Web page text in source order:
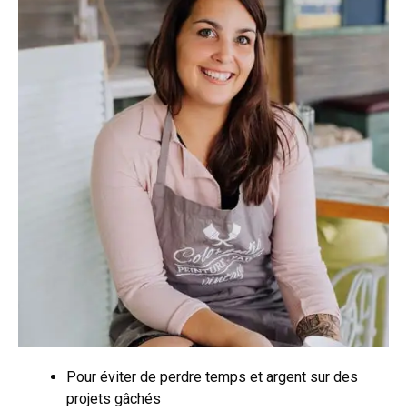
Pour éviter de perdre temps et argent sur des
projets gâchés